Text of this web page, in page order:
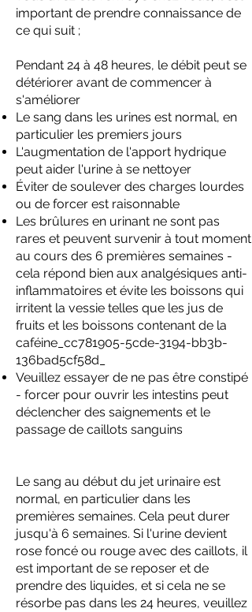
important de prendre connaissance de
ce qui suit ;
Pendant 24 à 48 heures, le débit peut se
détériorer avant de commencer à
s'améliorer
Le sang dans les urines est normal, en
particulier les premiers jours
L'augmentation de l'apport hydrique
peut aider l'urine à se nettoyer
Éviter de soulever des charges lourdes
ou de forcer est raisonnable
Les brûlures en urinant ne sont pas
rares et peuvent survenir à tout moment
au cours des 6 premières semaines -
cela répond bien aux analgésiques anti-
inflammatoires et évite les boissons qui
irritent la vessie telles que les jus de
fruits et les boissons contenant de la
caféine_cc781905-5cde-3194-bb3b-
136bad5cf58d_
Veuillez essayer de ne pas être constipé
- forcer pour ouvrir les intestins peut
déclencher des saignements et le
passage de caillots sanguins
Le sang au début du jet urinaire est
normal, en particulier dans les
premières semaines. Cela peut durer
jusqu'à 6 semaines. Si l'urine devient
rose foncé ou rouge avec des caillots, il
est important de se reposer et de
prendre des liquides, et si cela ne se
résorbe pas dans les 24 heures, veuillez